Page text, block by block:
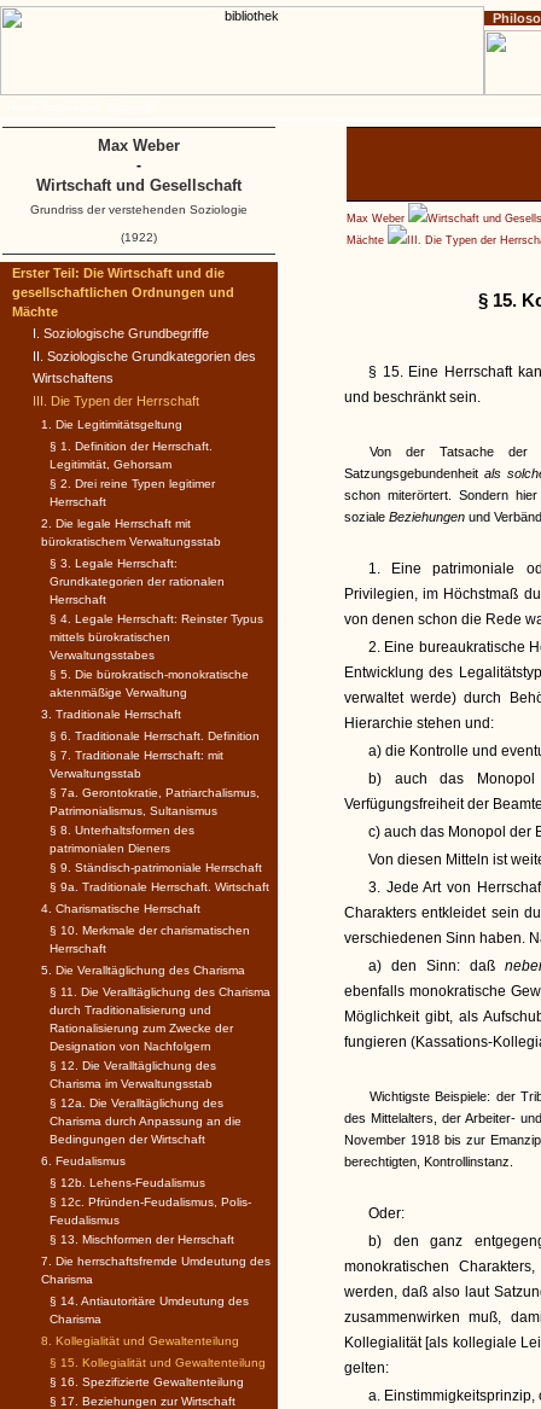
Max Weber
Wirtschaft und
Mächte
III. Die Typen der
§ 15.
§ 15. Eine Herrschaft
und beschränkt sein.
Von der Tatsache der
Satzungsgebundenheit als
schon miterörtert. Sondern
soziale Beziehungen und
1. Eine patrimoniale
Privilegien, im Höchstmaß
von denen schon die Rede
2. Eine bureaukratische
Entwicklung des
verwaltet werde) durch
Hierarchie stehen und:
a) die Kontrolle und
b) auch das
Verfügungsfreiheit der
c) auch das Monopol der
Von diesen Mitteln ist
3. Jede Art von
Charakters entkleidet sein
verschiedenen Sinn haben.
a) den Sinn: daß
ebenfalls monokratische
Möglichkeit gibt, als
fungieren (Kassations-
Wichtigste Beispiele: der
des Mittelalters, der Arbeiter-
November 1918 bis zur
berechtigten, Kontrollinstanz.
Oder:
b) den ganz
monokratischen
werden, daß also laut
zusammenwirken muß,
Kollegialität [als kollegiale
gelten:
a. Einstimmigkeitsprinzip,
Erster Teil: Die Wirtschaft und die
gesellschaftlichen Ordnungen und
Mächte
I. Soziologische Grundbegriffe
II. Soziologische Grundkategorien des
Wirtschaftens
III. Die Typen der Herrschaft
1. Die Legitimitätsgeltung
§ 1. Definition der Herrschaft.
Legitimität, Gehorsam
§ 2. Drei reine Typen legitimer
Herrschaft
2. Die legale Herrschaft mit
bürokratischem Verwaltungsstab
§ 3. Legale Herrschaft:
Grundkategorien der rationalen
Herrschaft
§ 4. Legale Herrschaft: Reinster Typus
mittels bürokratischen
Verwaltungsstabes
§ 5. Die bürokratisch-monokratische
aktenmäßige Verwaltung
3. Traditionale Herrschaft
§ 6. Traditionale Herrschaft. Definition
§ 7. Traditionale Herrschaft: mit
Verwaltungsstab
§ 7a. Gerontokratie, Patriarchalismus,
Patrimonialismus, Sultanismus
§ 8. Unterhaltsformen des
patrimonialen Dieners
§ 9. Ständisch-patrimoniale Herrschaft
§ 9a. Traditionale Herrschaft. Wirtschaft
4. Charismatische Herrschaft
§ 10. Merkmale der charismatischen
Herrschaft
5. Die Veralltäglichung des Charisma
§ 11. Die Veralltäglichung des Charisma
durch Traditionalisierung und
Rationalisierung zum Zwecke der
Designation von Nachfolgern
§ 12. Die Veralltäglichung des
Charisma im Verwaltungsstab
§ 12a. Die Veralltäglichung des
Charisma durch Anpassung an die
Bedingungen der Wirtschaft
6. Feudalismus
§ 12b. Lehens-Feudalismus
§ 12c. Pfründen-Feudalismus, Polis-
Feudalismus
§ 13. Mischformen der Herrschaft
7. Die herrschaftsfremde Umdeutung des
Charisma
§ 14. Antiautoritäre Umdeutung des
Charisma
8. Kollegialität und Gewaltenteilung
§ 15. Kollegialität und Gewaltenteilung
§ 16. Spezifizierte Gewaltenteilung
§ 17. Beziehungen zur Wirtschaft
Max Weber
-
Wirtschaft und Gesellschaft
Grundriss der verstehenden Soziologie
(1922)